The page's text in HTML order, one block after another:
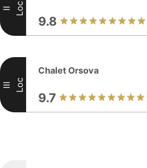
II Loc
9.8
III Loc
Chalet Orsova
9.7